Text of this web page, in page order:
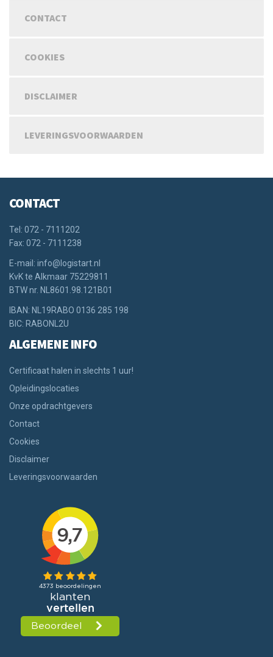
CONTACT
COOKIES
DISCLAIMER
LEVERINGSVOORWAARDEN
CONTACT
Tel: 072 - 7111202
Fax: 072 - 7111238
E-mail: info@logistart.nl
KvK te Alkmaar 75229811
BTW nr. NL8601.98.121B01
IBAN: NL19RABO 0136 285 198
BIC: RABONL2U
ALGEMENE INFO
Certificaat halen in slechts 1 uur!
Opleidingslocaties
Onze opdrachtgevers
Contact
Cookies
Disclaimer
Leveringsvoorwaarden